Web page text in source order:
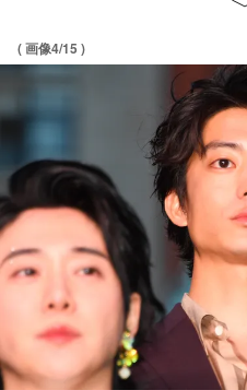
( 画像4/15 )